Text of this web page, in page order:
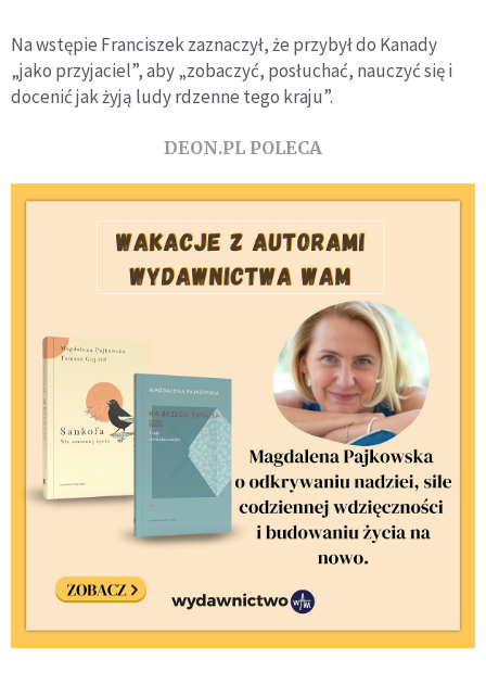
Na wstępie Franciszek zaznaczył, że przybył do Kanady
„jako przyjaciel”, aby „zobaczyć, posłuchać, nauczyć się i
docenić jak żyją ludy rdzenne tego kraju”.
DEON.PL POLECA